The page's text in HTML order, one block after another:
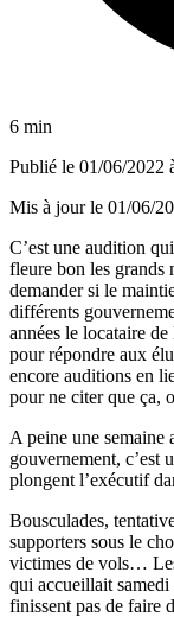
6 min
Publié le 01/06/2022
Mis à jour le 01/06/
C’est une audition
fleure bon les grands
demander si le
différents
années le locataire
pour répondre aux
encore auditions en
pour ne citer que ça,
A peine une semaine
gouvernement, c’est
plongent l’exécutif
Bousculades,
supporters sous le
victimes de vols…
qui accueillait samedi
finissent pas de faire